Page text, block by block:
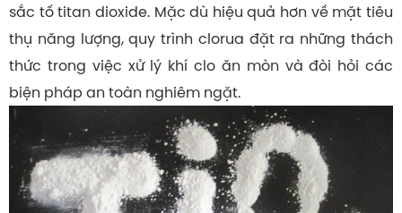
sắc tố titan dioxide. Mặc dù hiệu quả hơn về mặt tiêu
thụ năng lượng, quy trình clorua đặt ra những thách
thức trong việc xử lý khí clo ăn mòn và đòi hỏi các
biện pháp an toàn nghiêm ngặt.